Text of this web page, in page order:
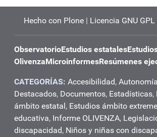
Hecho con Plone | Licencia GNU GPL
ObservatorioEstudios estatales
OlivenzaMicroinformesResúmenes
CATEGORÍAS: Accesibilidad,
Destacados, Documentos, Estadísticas,
ámbito estatal , Estudios ámbito
educativa, Informe OLIVENZA,
discapacidad, Niños y niñas con